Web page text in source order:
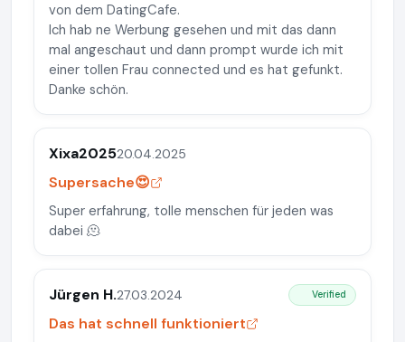
von dem DatingCafe.
Ich hab ne Werbung gesehen und mit das dann
mal angeschaut und dann prompt wurde ich mit
einer tollen Frau connected und es hat gefunkt.
Danke schön.
Xixa202520.04.2025
Supersache😍
Super erfahrung, tolle menschen für jeden was
dabei 🫠
Jürgen H.27.03.2024 Verified
Das hat schnell funktioniert